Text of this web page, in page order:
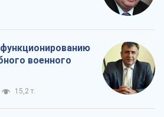
военного
15,2 т.